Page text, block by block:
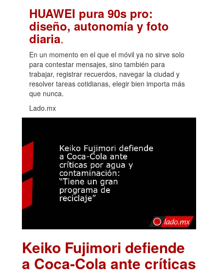
HUAWEI pura 90s pro:
diseño, autonomía y foto
diaria.
En un momento en el que el móvil ya no sirve solo
para contestar mensajes, sino también para
trabajar, registrar recuerdos, navegar la ciudad y
resolver tareas cotidianas, elegir bien importa más
que nunca.
Lado.mx
Keiko Fujimori defiende
a Coca-Cola ante críticas